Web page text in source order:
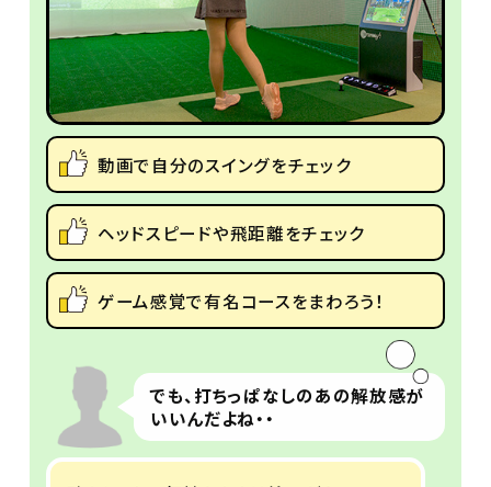
動画で自分のスイングをチェック
ヘッドスピードや飛距離をチェック
ゲーム感覚で有名コースをまわろう！
でも、打ちっぱなしのあの解放感が
いいんだよね・・